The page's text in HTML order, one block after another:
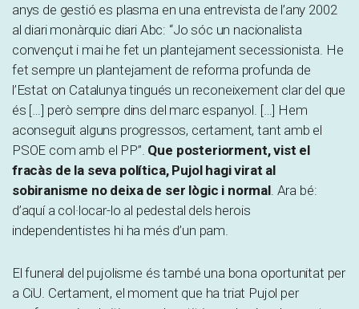
anys de gestió es plasma en una entrevista de l’any 2002
al diari monàrquic diari Abc: “Jo sóc un nacionalista
convençut i mai he fet un plantejament secessionista. He
fet sempre un plantejament de reforma profunda de
l’Estat on Catalunya tingués un reconeixement clar del que
és […] però sempre dins del marc espanyol. […] Hem
aconseguit alguns progressos, certament, tant amb el
PSOE com amb el PP”. Que posteriorment, vist el
fracàs de la seva política, Pujol hagi virat al
sobiranisme no deixa de ser lògic i normal. Ara bé:
d’aquí a col·locar-lo al pedestal dels herois
independentistes hi ha més d’un pam.
El funeral del pujolisme és també una bona oportunitat per
a CiU. Certament, el moment que ha triat Pujol per